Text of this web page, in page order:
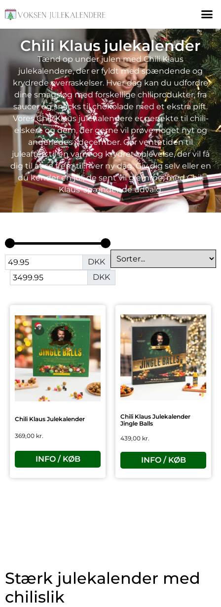
Chili Klaus julekalender
Tænd op under julen med Chili Klaus
julekalendere, der er fyldt med spændende og
krydrede overraskelser. Hver dag kan du udfordre
dine smagsløg med forskellige chiliprodukter, fra
saucer og snacks til chokolade med et ekstra pift.
Vores Chili Klaus julekalendere er perfekte til chili-
elskere og dem, der gerne vil prøve noget nyt og
anderledes i december. Gør ventetiden til
juleaften til en varm og krydret oplevelse, der vil få
dig til at se frem til hver ny dag. Giv dig selv eller en
du kender en jul, de sent vil glemme, med Chili
Klaus’ spændende udvalg.
DKK
DKK
Chili Klaus Julekalender
369,00 kr.
INFO / KØB
Chili Klaus Julekalender
Jingle Balls
439,00 kr.
INFO / KØB
Stærk julekalender med
chilislik